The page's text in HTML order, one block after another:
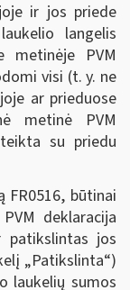
ir jos priede
langelis
metinėje PVM
visi (t. y. ne
ar prieduose
metinė PVM
su priedu
FR0516, būtinai
deklaracija
patikslintas jos
„Patikslinta“)
laukelių sumos